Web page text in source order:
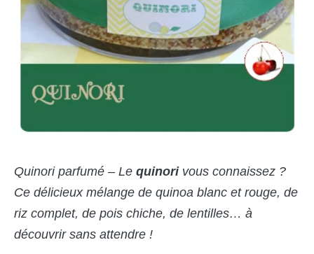
Quinori parfumé – Le quinorivous connaissez ?
Ce délicieux mélange de quinoa blanc et rouge, de
riz complet, de pois chiche, de lentilles… à
découvrir sans attendre !